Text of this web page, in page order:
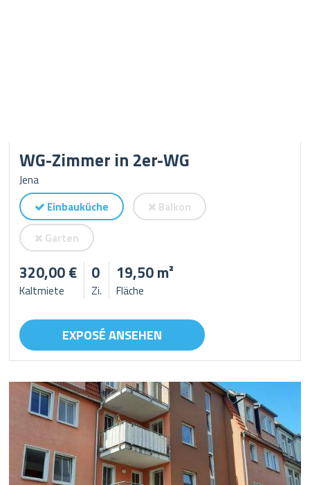
WG-Zimmer in 2er-WG
Jena
Einbauküche
Balkon
Garten
320,00 €
Kaltmiete
0
Zi.
19,50 m²
Fläche
EXPOSÉ ANSEHEN